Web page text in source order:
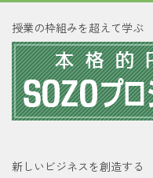
授業の枠組みを超えて学ぶ
新しいビジネスを創造する